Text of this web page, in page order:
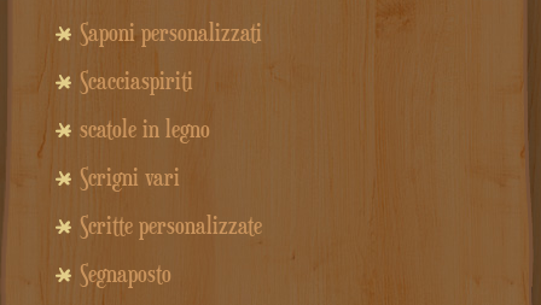
Saponi personalizzati
Scacciaspiriti
scatole in legno
Scrigni vari
Scritte personalizzate
Segnaposto